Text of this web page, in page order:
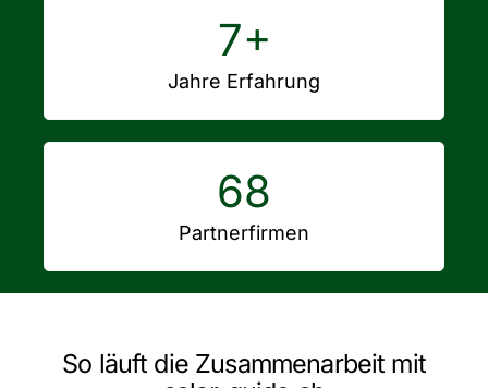
7+
Jahre Erfahrung
68
Partnerfirmen
So läuft die Zusammenarbeit mit